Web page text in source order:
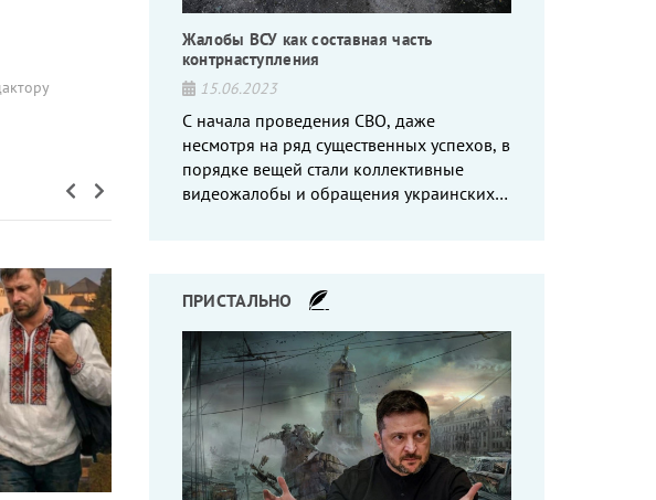
Жалобы ВСУ как составная часть
контрнаступления
15.06.2023
С начала проведения СВО, даже
несмотря на ряд существенных успехов, в
порядке вещей стали коллективные
видеожалобы и обращения украинских
ПРИСТАЛЬНО